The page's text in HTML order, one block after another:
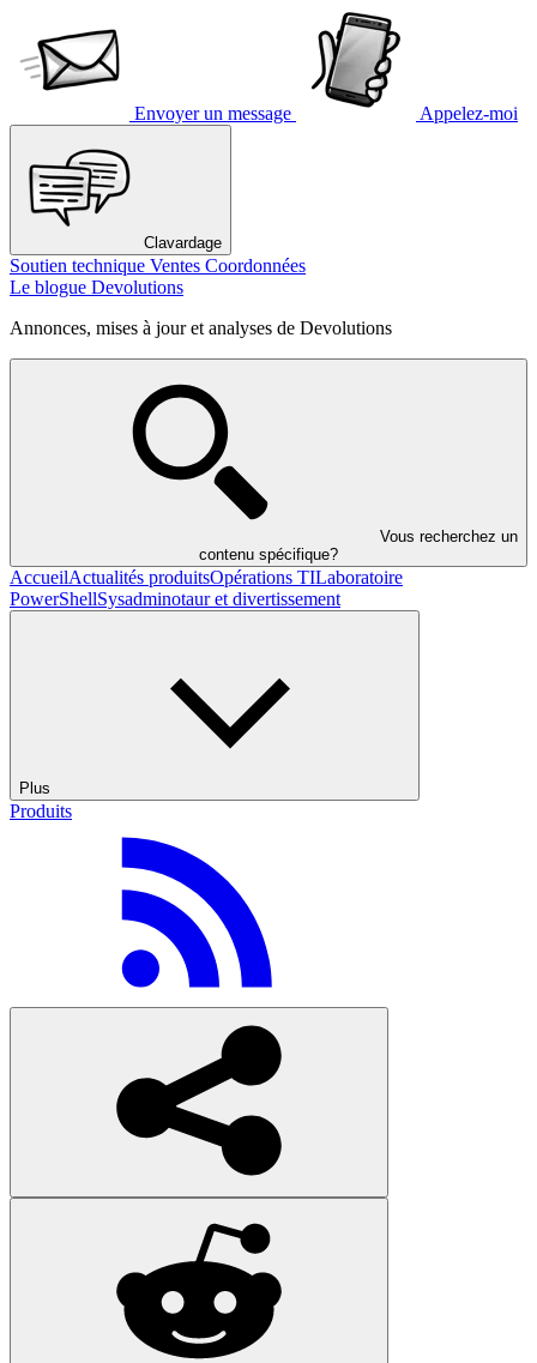
Envoyer un message Appelez-moi
Clavardage
Soutien technique Ventes Coordonnées
Le blogue Devolutions
Annonces, mises à jour et analyses de Devolutions
Vous recherchez un
contenu spécifique?
AccueilActualités produitsOpérations TILaboratoire
PowerShellSysadminotaur et divertissement
Plus
Produits